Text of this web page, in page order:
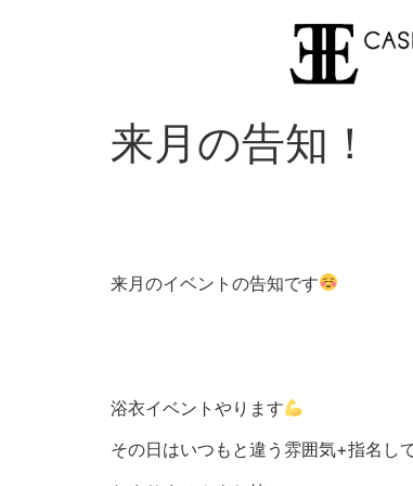
来月の告知！
来月のイベントの告知です
浴衣イベントやります
その日はいつもと違う雰囲気+指名し